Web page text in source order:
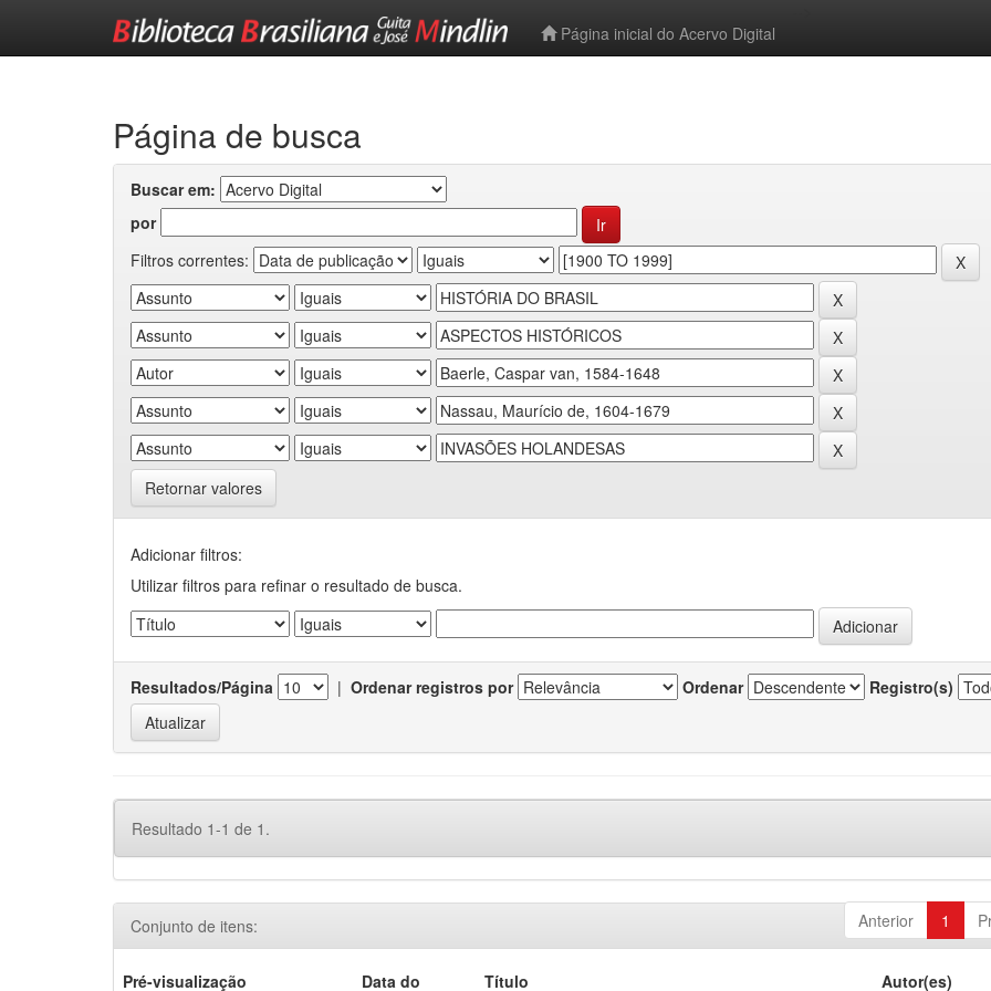
Página inicial do Acervo Digital
Página de busca
Buscar em:
por
Filtros correntes:
Retornar valores
Adicionar filtros:
Utilizar filtros para refinar o resultado de busca.
Resultados/Página | Ordenar registros por Ordenar Registro(s)
Resultado 1-1 de 1.
Anterior 1
Conjunto de itens:
Pré-visualização Data do Título Autor(es)